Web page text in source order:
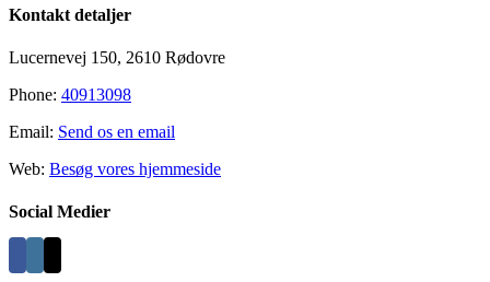
Kontakt detaljer
Lucernevej 150, 2610 Rødovre
Phone: 40913098
Email: Send os en email
Web: Besøg vores hjemmeside
Social Medier